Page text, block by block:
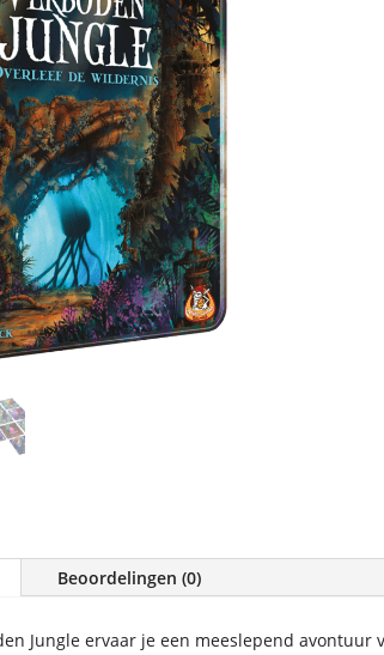
Beoordelingen (0)
Jungle ervaar je een meeslepend